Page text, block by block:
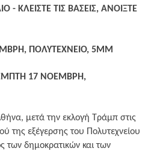
- ΚΛΕΙΣΤΕ ΤΙΣ ΒΑΣΕΙΣ, ΑΝΟΙΞΤΕ
ΠΟΛΥΤΕΧΝΕΙΟ, 5ΜΜ
17 ΝΟΕΜΒΡΗ,
μετά την εκλογή Τράμπ στις
της εξέγερσης του Πολυτεχνείου
των δημοκρατικών και των